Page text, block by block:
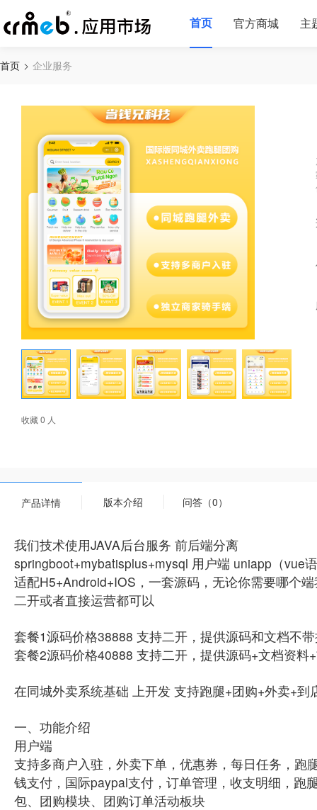
首页 官方商城 主
首页 企业服务
收藏 0 人
产品详情 版本介绍 问答（0）
我们技术使用JAVA后台服务 前后端分离
springboot+mybatisplus+mysql 用户端 uniapp（vue
适配H5+Android+IOS，一套源码，无论你需要哪个
二开或者直接运营都可以
套餐1源码价格38888 支持二开，提供源码和文档不
套餐2源码价格40888 支持二开，提供源码+文档资料
在同城外卖系统基础 上开发 支持跑腿+团购+外卖+到
一、功能介绍
用户端
支持多商户入驻，外卖下单，优惠券，每日任务，
钱支付，国际paypal支付，订单管理，收支明细，跑
包、团购模块、团购订单活动板块